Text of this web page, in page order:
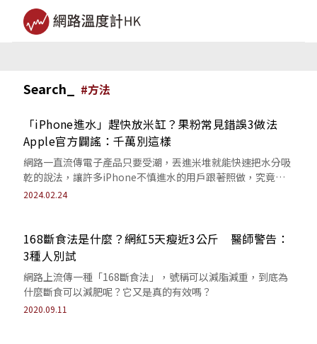
Search_ #方法
「iPhone進水」趕快放米缸？果粉常見錯誤3做法
Apple官方闢謠：千萬別這樣
網路一直流傳電子產品只要受潮，丟進米堆就能快速把水分吸
乾的說法，讓許多iPhone不慎進水的用戶跟著照做，究竟這
個方法是否有效，Apple官方日...
2024.02.24
168斷食法是什麼？網紅5天瘦近3公斤 醫師警告：
3種人別試
網路上流傳一種「168斷食法」，號稱可以減脂減重，到底為
什麼斷食可以減肥呢？它又是真的有效嗎？
2020.09.11